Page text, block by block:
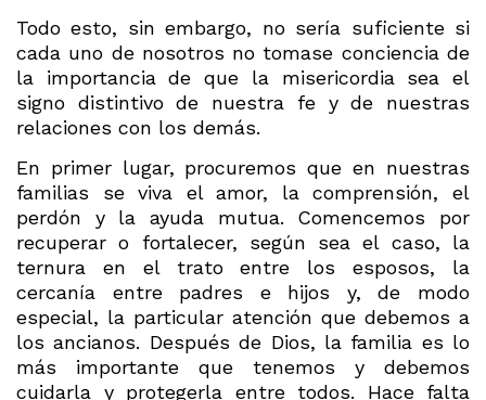
Todo esto, sin embargo, no sería suficiente si
cada uno de nosotros no tomase conciencia de
la importancia de que la misericordia sea el
signo distintivo de nuestra fe y de nuestras
relaciones con los demás.
En primer lugar, procuremos que en nuestras
familias se viva el amor, la comprensión, el
perdón y la ayuda mutua. Comencemos por
recuperar o fortalecer, según sea el caso, la
ternura en el trato entre los esposos, la
cercanía entre padres e hijos y, de modo
especial, la particular atención que debemos a
los ancianos. Después de Dios, la familia es lo
más importante que tenemos y debemos
cuidarla y protegerla entre todos. Hace falta